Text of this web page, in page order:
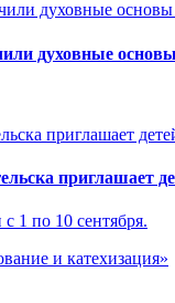
духовные
приглашает
1 по 10 сентября.
и катехизация»